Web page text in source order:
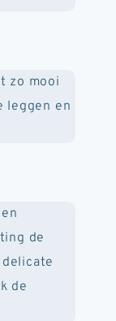
zo mooi
leggen en
de
de